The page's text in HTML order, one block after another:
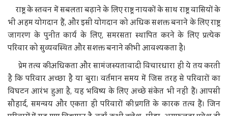
राष्ट्र के स्तवन में सबलता बढ़ाने के लिए राष्ट्र नायकों के साथ राष्ट्र वासियों के
भी अहम योगदान हैं, और इसी योगदान को अधिक सशक्त बनाने के लिए राष्ट्र
जागरण के पुनीत कार्य के लिए, समरसता स्थापित करने के लिए प्रत्येक
परिवार को सुव्यवस्थित और सशक्त बनाने की भी आवश्यकता है।
प्रेम तत्व की अधिकता और सामंजस्यतावादी विचारधारा ही ये तय करती
है कि परिवार अच्छा है या बुरा। वर्तमान समय में जिस तरह से परिवारों का
विघटन आरंभ हुआ है, यह भविष्य के लिए अच्छे संकेत भी नहीं हैं। आपसी
सौहार्द, समन्वय और एकता ही परिवारों की प्रगति के कारक तत्व हैं। जिन